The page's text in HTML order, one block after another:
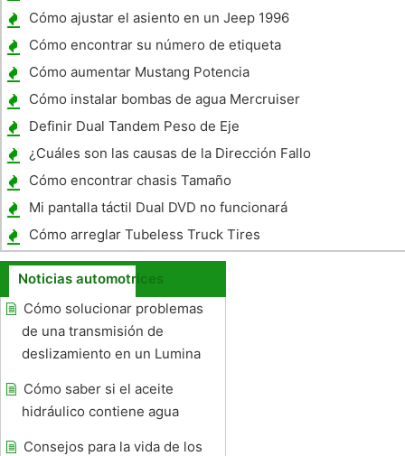
Cómo ajustar el asiento en un Jeep 1996
Cómo encontrar su número de etiqueta
Cómo aumentar Mustang Potencia
Cómo instalar bombas de agua Mercruiser
Definir Dual Tandem Peso de Eje
¿Cuáles son las causas de la Dirección Fallo
del bastidor
Cómo encontrar chasis Tamaño
equivalentes
Mi pantalla táctil Dual DVD no funcionará
Cómo arreglar Tubeless Truck Tires
Noticias automotrices
Cómo solucionar problemas
de una transmisión de
deslizamiento en un Lumina
Cómo saber si el aceite
hidráulico contiene agua
Consejos para la vida de los